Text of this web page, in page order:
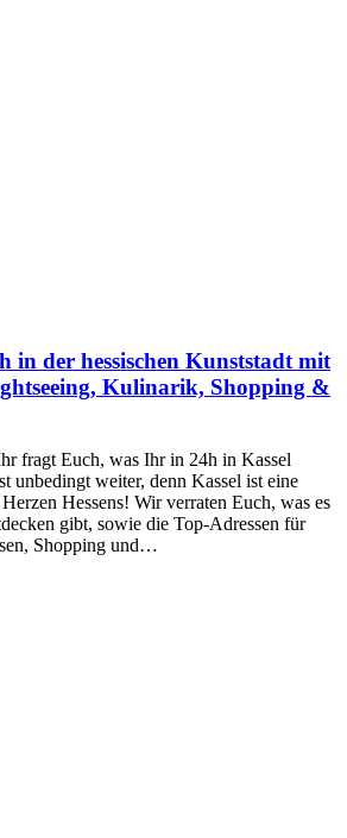
in der hessischen Kunststadt mit
Kulinarik, Shopping &
fragt Euch, was Ihr in 24h in Kassel
unbedingt weiter, denn Kassel ist eine
Hessens! Wir verraten Euch, was es
gibt, sowie die Top-Adressen für
Shopping und…